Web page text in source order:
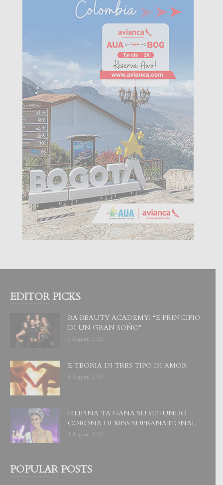
EDITOR PICKS
RA BEAUTY ACADEMY: “E PRINCIPIO
DI UN GRAN SOÑO”
6 August, 2026
E TEORIA DI TRES TIPO DI AMOR
4 August, 2026
FILIPINA TA GANA SU SEGUNDO
CORONA DI MISS SUPRANATIONAL
1 August, 2026
POPULAR POSTS